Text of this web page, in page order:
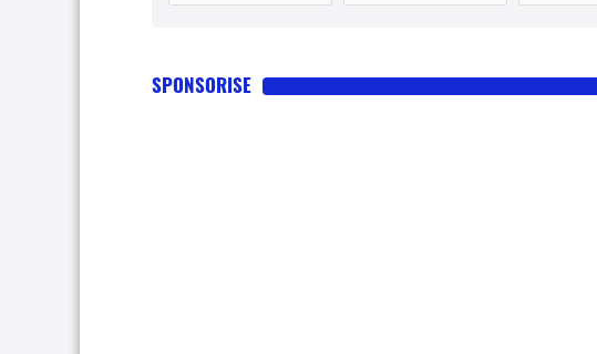
SPONSORISE